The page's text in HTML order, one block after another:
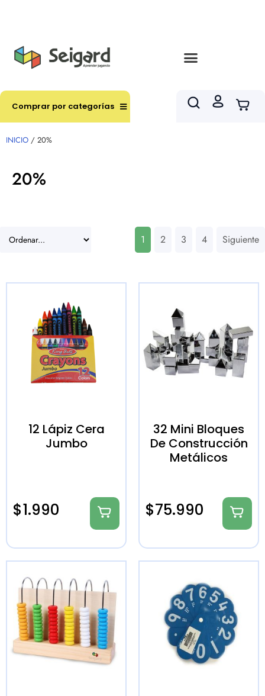
Comprar por categorías
INICIO / 20%
20%
1 2 3 4 Siguiente
12 Lápiz Cera
Jumbo
$1.990
32 Mini Bloques
De Construcción
Metálicos
$75.990